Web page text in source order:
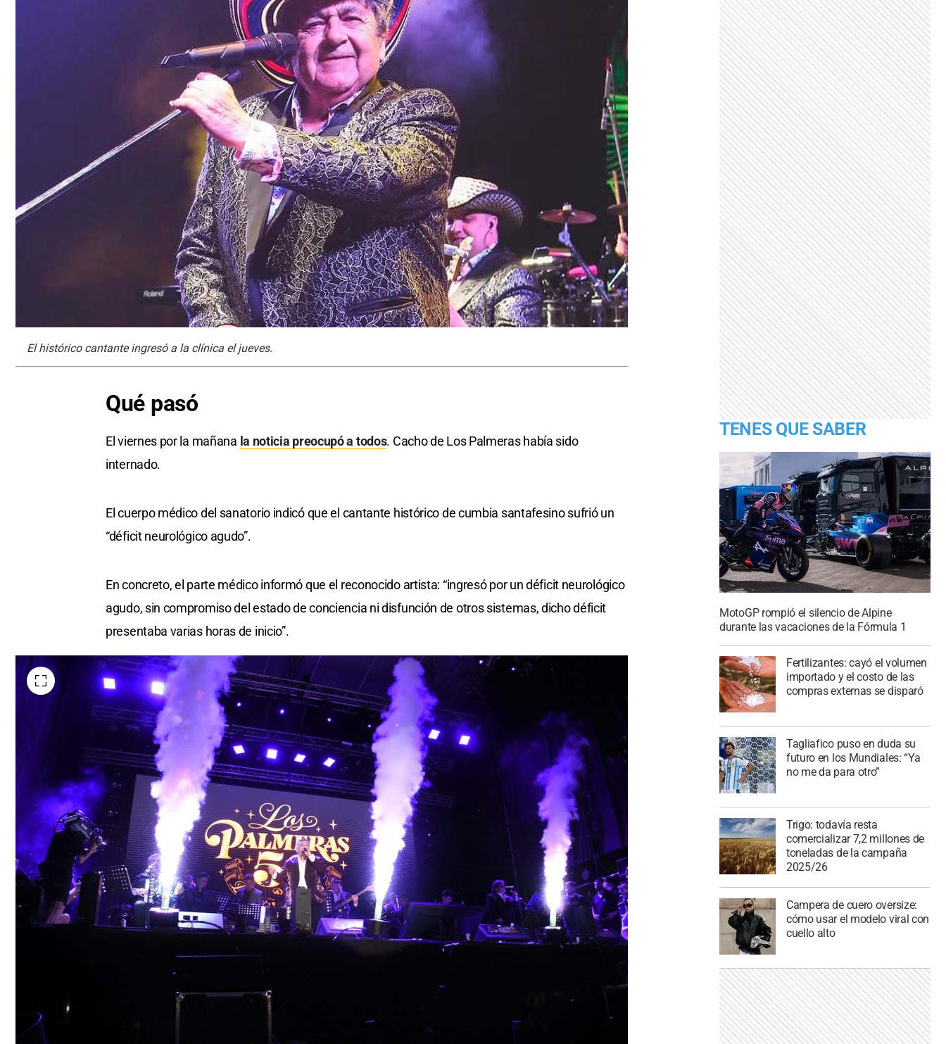
El histórico cantante ingresó a la clínica el jueves.
Qué pasó
El viernes por la mañana la noticia preocupó a todos. Cacho de Los Palmeras había sido
internado.
El cuerpo médico del sanatorio indicó que el cantante histórico de cumbia santafesino sufrió un
“déficit neurológico agudo”.
En concreto, el parte médico informó que el reconocido artista: “ingresó por un déficit neurológico
agudo, sin compromiso del estado de conciencia ni disfunción de otros sistemas, dicho déficit
presentaba varias horas de inicio”.
TENES QUE SABER
MotoGP rompió el silencio de Alpine
durante las vacaciones de la Fórmula 1
Fertilizantes: cayó el volumen
importado y el costo de las
compras externas se disparó
Tagliafico puso en duda su
futuro en los Mundiales: “Ya
no me da para otro”
Trigo: todavía resta
comercializar 7,2 millones de
toneladas de la campaña
2025/26
Campera de cuero oversize:
cómo usar el modelo viral con
cuello alto